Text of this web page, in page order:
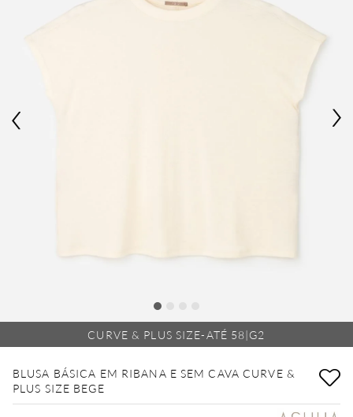
CURVE & PLUS SIZE-ATÉ 58|G2
BLUSA BÁSICA EM RIBANA E SEM CAVA CURVE &
PLUS SIZE BEGE